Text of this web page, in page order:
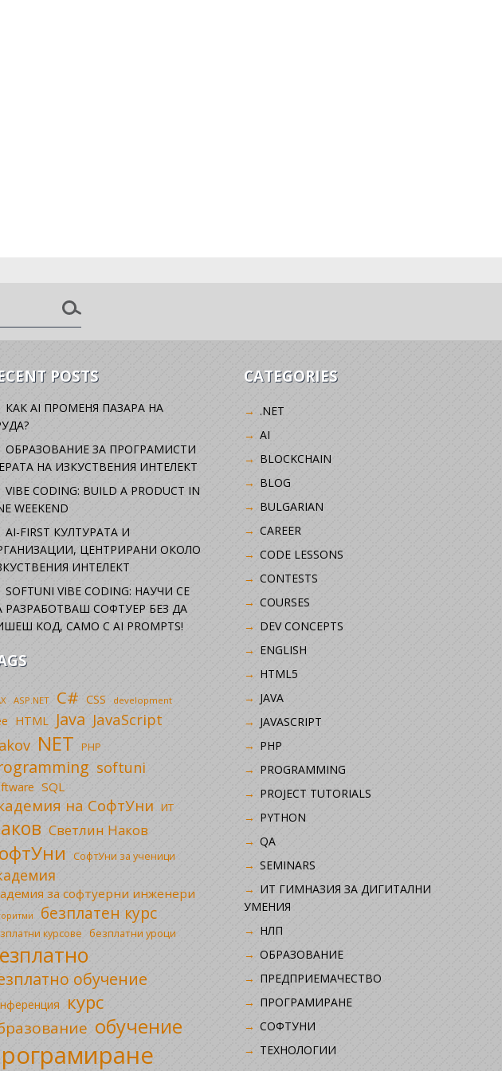
POSTS
КАК AI ПРОМЕНЯ ПАЗАРА НА
ОБРАЗОВАНИЕ ЗА ПРОГРАМИСТИ
НА ИЗКУСТВЕНИЯ ИНТЕЛЕКТ
VIBE CODING: BUILD A PRODUCT IN
WEEKEND
AI-FIRST КУЛТУРАТА И
ЦЕНТРИРАНИ ОКОЛО
ИНТЕЛЕКТ
SOFTUNI VIBE CODING: НАУЧИ СЕ
РАЗРАБОТВАШ СОФТУЕР БЕЗ ДА
КОД, САМО С AI PROMPTS!
ASP.NET C# CSS development
HTML Java JavaScript
NET PHP
softuni
SQL
на СофтУни ИТ
Светлин Наков
СофтУни за ученици
за софтуерни инженери
безплатен курс
курсове безплатни уроци
обучение
курс
обучение
CATEGORIES
.NET
AI
BLOCKCHAIN
BLOG
BULGARIAN
CAREER
CODE LESSONS
CONTESTS
COURSES
DEV CONCEPTS
ENGLISH
HTML5
JAVA
JAVASCRIPT
PHP
PROGRAMMING
PROJECT TUTORIALS
PYTHON
QA
SEMINARS
ИТ ГИМНАЗИЯ ЗА ДИГИТАЛНИ
УМЕНИЯ
НЛП
ОБРАЗОВАНИЕ
ПРЕДПРИЕМАЧЕСТВО
ПРОГРАМИРАНЕ
СОФТУНИ
ТЕХНОЛОГИИ